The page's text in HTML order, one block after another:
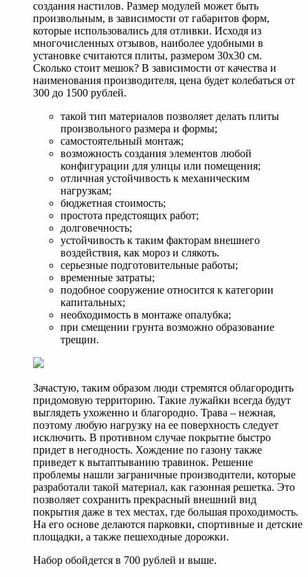
создания настилов. Размер модулей может быть
произвольным, в зависимости от габаритов форм,
которые использовались для отливки. Исходя из
многочисленных отзывов, наиболее удобными в
установке считаются плиты, размером 30х30 см.
Сколько стоит мешок? В зависимости от качества и
наименования производителя, цена будет колебаться от
300 до 1500 рублей.
такой тип материалов позволяет делать плиты
произвольного размера и формы;
самостоятельный монтаж;
возможность создания элементов любой
конфигурации для улицы или помещения;
отличная устойчивость к механическим
нагрузкам;
бюджетная стоимость;
простота предстоящих работ;
долговечность;
устойчивость к таким факторам внешнего
воздействия, как мороз и слякоть.
серьезные подготовительные работы;
временные затраты;
подобное сооружение относится к категории
капитальных;
необходимость в монтаже опалубка;
при смещении грунта возможно образование
трещин.
Зачастую, таким образом люди стремятся облагородить
придомовую территорию. Такие лужайки всегда будут
выглядеть ухоженно и благородно. Трава – нежная,
поэтому любую нагрузку на ее поверхность следует
исключить. В противном случае покрытие быстро
придет в негодность. Хождение по газону также
приведет к вытаптыванию травинок. Решение
проблемы нашли заграничные производители, которые
разработали такой материал, как газонная решетка. Это
позволяет сохранить прекрасный внешний вид
покрытия даже в тех местах, где большая проходимость.
На его основе делаются парковки, спортивные и детские
площадки, а также пешеходные дорожки.
Набор обойдется в 700 рублей и выше.